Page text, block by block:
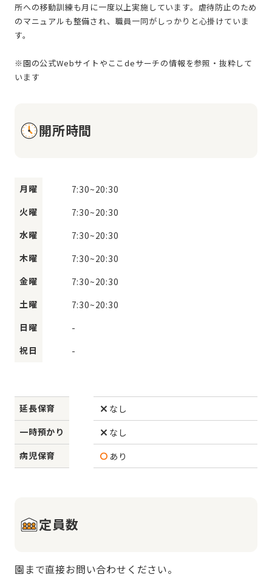
所への移動訓練も月に一度以上実施しています。虐待防止のため
のマニュアルも整備され、職員一同がしっかりと心掛けていま
す。
※園の公式Webサイトやここdeサーチの情報を参照・抜粋して
開所時間
月曜 7:30~20:30
火曜
7:30~20:30
水曜
7:30~20:30
木曜
7:30~20:30
金曜
7:30~20:30
土曜
7:30~20:30
日曜
-
祝日
-
延長保育
なし
一時預かり
なし
病児保育
あり
定員数
園まで直接お問い合わせください。